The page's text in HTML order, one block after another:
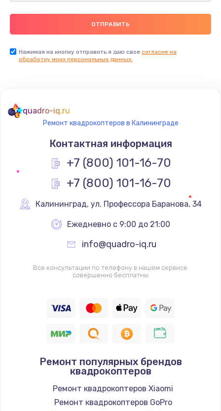
Нажимая на кнопку отправить я даю свое согласие на
обработку моих персональных данных.
quadro-iq.ru
Ремонт квадрокоптеров в Калининграде
Контактная информация
+7 (800) 101-16-70
+7 (800) 101-16-70
Калининград, ул. Профессора Баранова, 34
Ежедневно с 9:00 до 21:00
info@quadro-iq.ru
Все консультации по телефону в нашем сервисе
совершенно бесплатны
Ремонт популярных брендов
квадрокоптеров
Ремонт квадрокоптеров Xiaomi
Ремонт квадрокоптеров GoPro